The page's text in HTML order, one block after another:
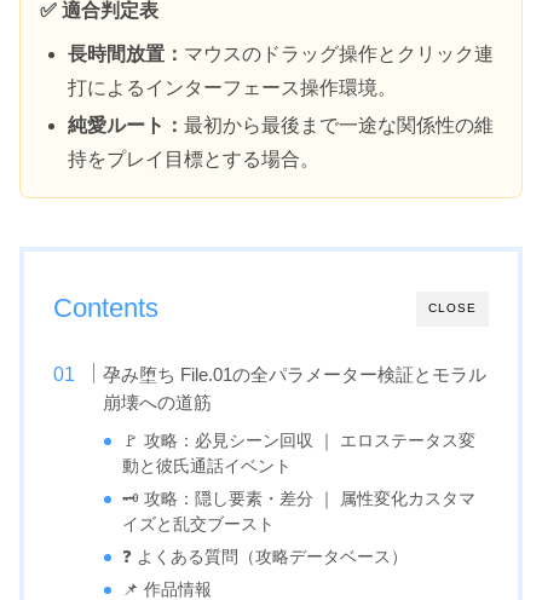
✅ 適合判定表
長時間放置： マウスのドラッグ操作とクリック連
打によるインターフェース操作環境。
純愛ルート：最初から最後まで一途な関係性の維
持をプレイ目標とする場合。
CLOSE
Contents
孕み堕ち File.01の全パラメーター検証とモラル
崩壊への道筋
🚩 攻略：必見シーン回収 ｜ エロステータス変
動と彼氏通話イベント
🗝️ 攻略：隠し要素・差分 ｜ 属性変化カスタマ
イズと乱交ブースト
❓ よくある質問（攻略データベース）
📌 作品情報